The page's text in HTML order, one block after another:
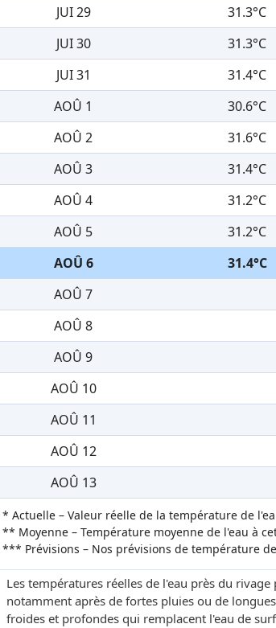
JUI 29
31.3°C
JUI 30
31.3°C
JUI 31
31.4°C
AOÛ 1
30.6°C
AOÛ 2
31.6°C
AOÛ 3
31.4°C
AOÛ 4
31.2°C
AOÛ 5
31.2°C
AOÛ 6
31.4°C
AOÛ 7
AOÛ 8
AOÛ 9
AOÛ 10
AOÛ 11
AOÛ 12
AOÛ 13
* Actuelle – Valeur réelle de la température de
** Moyenne – Température moyenne de l'eau à
*** Prévisions – Nos prévisions de température
Les températures réelles de l'eau près du
notamment après de fortes pluies ou de
froides et profondes qui remplacent l'eau de